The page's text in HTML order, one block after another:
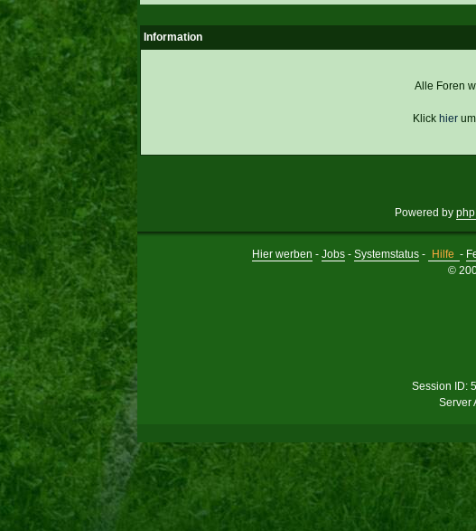
Vereinsdiskussion
Information
Alle Foren
Klick hier
Powered by
Hier werben - Jobs- Systemstatus- Hilfe -
©
Session ID:
Server